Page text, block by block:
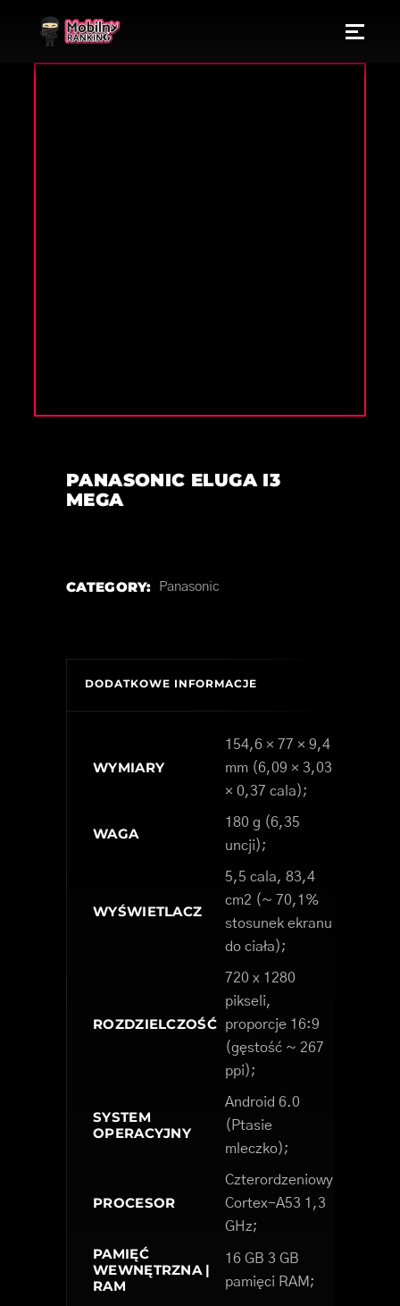
PANASONIC ELUGA I3
MEGA
CATEGORY: Panasonic
DODATKOWE INFORMACJE
WYMIARY
154,6 × 77 × 9,4
mm (6,09 × 3,03
× 0,37 cala);
WAGA
180 g (6,35
uncji);
WYŚWIETLACZ
5,5 cala, 83,4
cm2 (~ 70,1%
stosunek ekranu
do ciała);
ROZDZIELCZOŚĆ
720 x 1280
pikseli,
proporcje 16:9
(gęstość ~ 267
ppi);
SYSTEM
OPERACYJNY
Android 6.0
(Ptasie
mleczko);
PROCESOR
Czterordzeniowy
Cortex-A53 1,3
GHz;
PAMIĘĆ
WEWNĘTRZNA |
RAM
16 GB 3 GB
pamięci RAM;